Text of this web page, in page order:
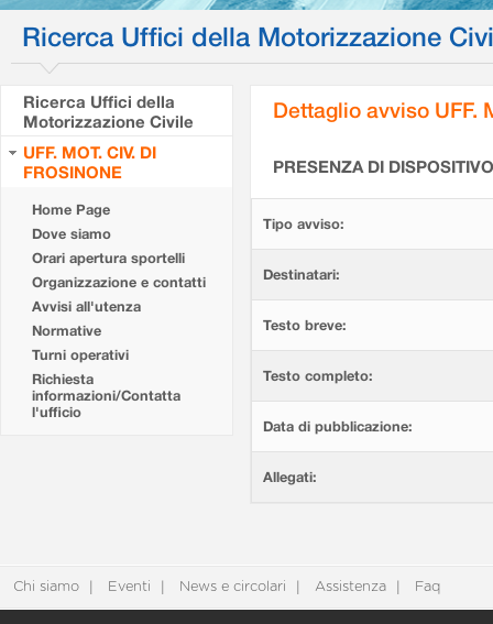
Ricerca Uffici della Motorizzazione
Ricerca Uffici della
Motorizzazione Civile
UFF. MOT. CIV. DI
FROSINONE
Home Page
Dove siamo
Orari apertura sportelli
Organizzazione e contatti
Avvisi all'utenza
Normative
Turni operativi
Richiesta
informazioni/Contatta
l'ufficio
Dettaglio avviso UFF.
PRESENZA DI
Tipo avviso:
Destinatari:
Testo breve:
Testo completo:
Data di pubblicazione:
Allegati:
Chi siamo Eventi News e circolari Assistenza Faq